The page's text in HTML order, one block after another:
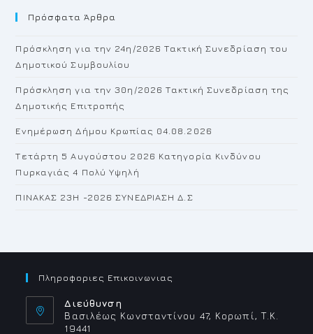
Πρόσφατα Άρθρα
Πρόσκληση για την 24η/2026 Τακτική Συνεδρίαση του
Δημοτικού Συμβουλίου
Πρόσκληση για την 30η/2026 Τακτική Συνεδρίαση της
Δημοτικής Επιτροπής
Ενημέρωση Δήμου Κρωπίας 04.08.2026
Τετάρτη 5 Αυγούστου 2026 Κατηγορία Κινδύνου
Πυρκαγιάς 4 Πολύ Υψηλή
ΠΙΝΑΚΑΣ 23H -2026 ΣΥΝΕΔΡΙΑΣΗ Δ.Σ
Πληροφοριες Επικοινωνιας
Διεύθυνση
Βασιλέως Κωνσταντίνου 47, Κορωπί, Τ.Κ.
19441